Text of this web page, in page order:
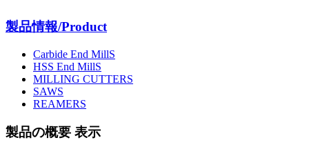
製品情報/Product
Carbide End MillS
HSS End MillS
MILLING CUTTERS
SAWS
REAMERS
製品の概要 表示